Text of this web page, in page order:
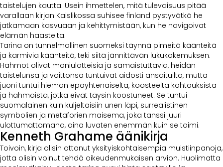
taistelujen kautta. Usein ihmettelen, mitä tulevaisuus pitää
varallaan kirjan Kaislikossa suhisee finland pystyvätkö he
jatkamaan kasvuaan ja kehittymistään, kun he navigoivat
elämän haasteita.
Tarina on tunnelmallinen suomeksi täynnä pimeitä käänteitä
ja karmivia käänteitä, teki siitä jännittävän lukukokemuksen.
Hahmot olivat moniulotteisia ja samaistuttavia, heidän
taistelunsa ja voittonsa tuntuivat aidosti ansaituilta, mutta
juoni tuntui hieman epäyhtenäiseltä, koosteelta kohtauksista
ja hahmoista, jotka eivät täysin koostuneet. Se tuntui
suomalainen kuin kuljeltaisiin unen läpi, surrealistinen
symbolien ja metaforien maisema, joka tanssi juuri
ulottumattomana, aina luvaten enemmän kuin se toimi.
Kenneth Grahame äänikirja
Toivoin, kirja olisin ottanut yksityiskohtaisempia muistiinpanoja,
jotta olisin voinut tehdä oikeudenmukaisen arvion. Huolimatta